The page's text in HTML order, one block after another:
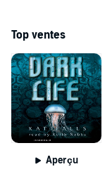
Top ventes
Aperçu